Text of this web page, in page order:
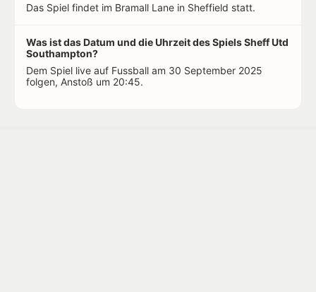
Das Spiel findet im Bramall Lane in Sheffield statt.
Was ist das Datum und die Uhrzeit des Spiels Sheff Utd
Southampton?
Dem Spiel live auf Fussball am 30 September 2025
folgen, Anstoß um 20:45.